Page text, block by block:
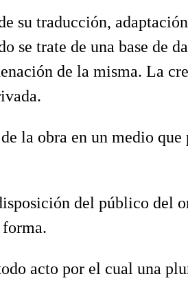
su traducción,
se trate de una base de
de la misma. La
la obra en un medio
del público del
acto por el cual una